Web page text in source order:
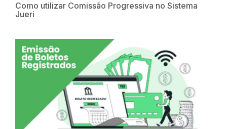
Como utilizar Comissão Progressiva no Sistema
Jueri